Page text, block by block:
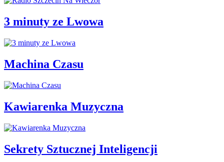
3 minuty ze Lwowa
Machina Czasu
Kawiarenka Muzyczna
Sekrety Sztucznej Inteligencji